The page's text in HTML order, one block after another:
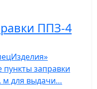
ППЗ-4
пункты заправки
м для выдачи…